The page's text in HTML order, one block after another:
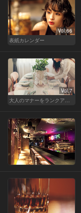
Vol.66
表紙カレンダー
Vol.7
大人のマナーをランクアップせよ